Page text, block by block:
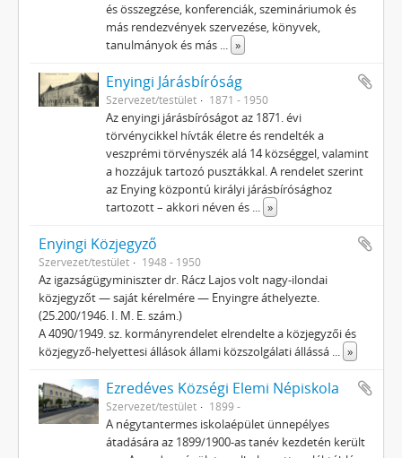
és összegzése, konferenciák, szemináriumok és
más rendezvények szervezése, könyvek,
tanulmányok és más ... »
Enyingi Járásbíróság
Szervezet/testület 1871 - 1950
Az enyingi járásbíróságot az 1871. évi
törvénycikkel hívták életre és rendelték a
veszprémi törvényszék alá 14 községgel, valamint
a hozzájuk tartozó pusztákkal. A rendelet szerint
az Enying központú királyi járásbírósághoz
tartozott – akkori néven és ... »
Enyingi Közjegyző
Szervezet/testület 1948 - 1950
Az igazságügyminiszter dr. Rácz Lajos volt nagy-ilondai
közjegyzőt — saját kérelmére — Enyingre áthelyezte.
(25.200/1946. I. M. E. szám.)
A 4090/1949. sz. kormányrendelet elrendelte a közjegyzői és
közjegyző-helyettesi állások állami közszolgálati állássá ... »
Ezredéves Községi Elemi Népiskola
Szervezet/testület 1899 -
A négytantermes iskolaépület ünnepélyes
átadására az 1899/1900-as tanév kezdetén került